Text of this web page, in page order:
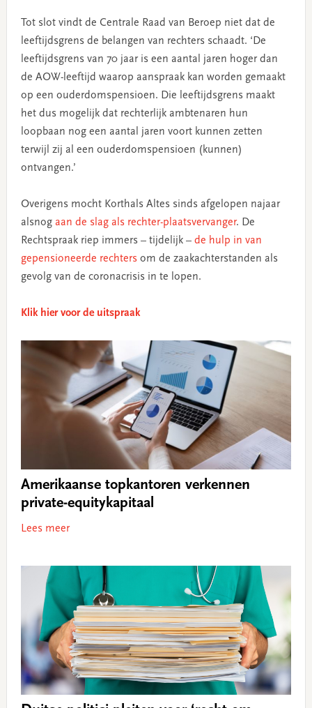
Tot slot vindt de Centrale Raad van Beroep niet dat de
leeftijdsgrens de belangen van rechters schaadt. ‘De
leeftijdsgrens van 70 jaar is een aantal jaren hoger dan
de AOW-leeftijd waarop aanspraak kan worden gemaakt
op een ouderdomspensioen. Die leeftijdsgrens maakt
het dus mogelijk dat rechterlijk ambtenaren hun
loopbaan nog een aantal jaren voort kunnen zetten
terwijl zij al een ouderdomspensioen (kunnen)
ontvangen.’
Overigens mocht Korthals Altes sinds afgelopen najaar
alsnog aan de slag als rechter-plaatsvervanger. De
Rechtspraak riep immers – tijdelijk – de hulp in van
gepensioneerde rechters om de zaakachterstanden als
gevolg van de coronacrisis in te lopen.
Klik hier voor de uitspraak
Amerikaanse topkantoren verkennen
private-equitykapitaal
Lees meer